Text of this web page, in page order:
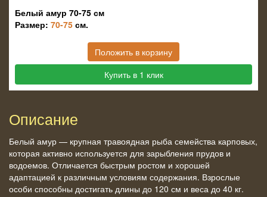
Белый амур 70-75 см
Размер: 70-75 см.
Положить в корзину
Купить в 1 клик
Описание
Белый амур — крупная травоядная рыба семейства карповых,
которая активно используется для зарыбления прудов и
водоемов. Отличается быстрым ростом и хорошей
адаптацией к различным условиям содержания. Взрослые
особи способны достигать длины до 120 см и веса до 40 кг.